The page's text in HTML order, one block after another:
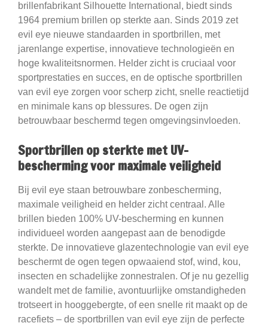
brillenfabrikant Silhouette International, biedt sinds
1964 premium brillen op sterkte aan. Sinds 2019 zet
evil eye nieuwe standaarden in sportbrillen, met
jarenlange expertise, innovatieve technologieën en
hoge kwaliteitsnormen. Helder zicht is cruciaal voor
sportprestaties en succes, en de optische sportbrillen
van evil eye zorgen voor scherp zicht, snelle reactietijd
en minimale kans op blessures. De ogen zijn
betrouwbaar beschermd tegen omgevingsinvloeden.
Sportbrillen op sterkte met UV-
bescherming voor maximale veiligheid
Bij evil eye staan betrouwbare zonbescherming,
maximale veiligheid en helder zicht centraal. Alle
brillen bieden 100% UV-bescherming en kunnen
individueel worden aangepast aan de benodigde
sterkte. De innovatieve glazentechnologie van evil eye
beschermt de ogen tegen opwaaiend stof, wind, kou,
insecten en schadelijke zonnestralen. Of je nu gezellig
wandelt met de familie, avontuurlijke omstandigheden
trotseert in hooggebergte, of een snelle rit maakt op de
racefiets – de sportbrillen van evil eye zijn de perfecte